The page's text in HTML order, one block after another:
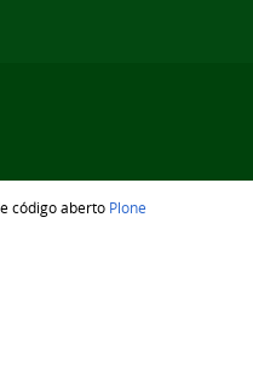
código aberto Plone